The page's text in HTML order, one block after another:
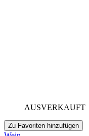
AUSVERKAUFT
Zu Favoriten hinzufügen